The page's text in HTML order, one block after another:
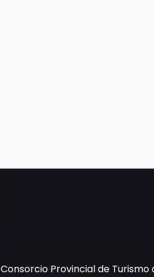
Consorcio Provincial de Turismo